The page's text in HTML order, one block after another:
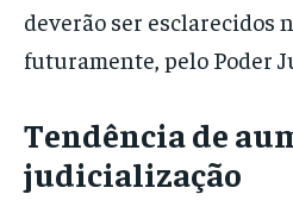
deverão ser esclarecidos
futuramente, pelo Poder
Tendência de
judicialização